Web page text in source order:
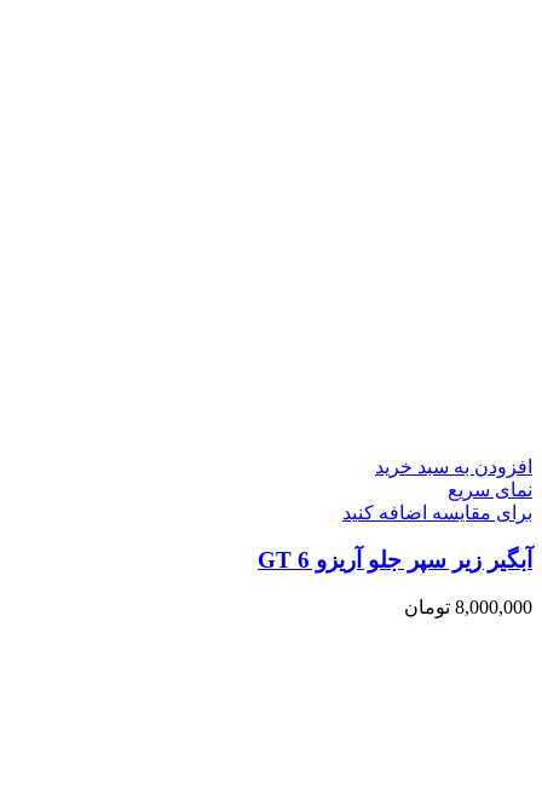
افزودن به سبد خرید
نمای سریع
برای مقایسه اضافه کنید
آبگیر زیر سپر جلو آریزو 6 GT
8,000,000 تومان